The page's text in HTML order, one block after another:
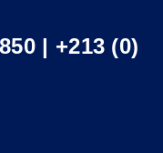
| +213 (0)